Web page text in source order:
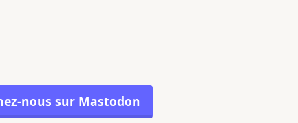
nous sur Mastodon